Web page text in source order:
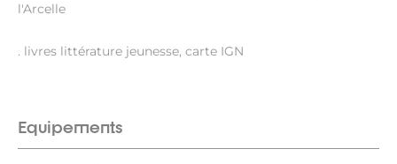
l'Arcelle
. livres littérature jeunesse, carte IGN
Equipements